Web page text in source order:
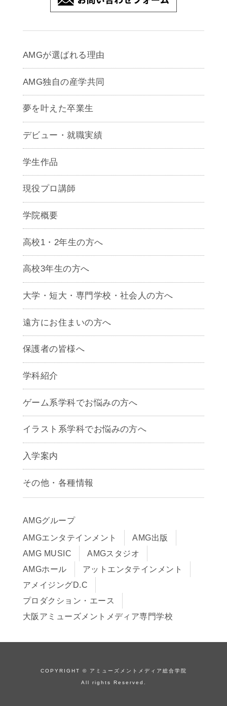
AMGが選ばれる理由
AMG独自の産学共同
夢を叶えた卒業生
デビュー・就職実績
学生作品
現役プロ講師
学院概要
高校1・2年生の方へ
高校3年生の方へ
大学・短大・専門学校・社会人の方へ
遠方にお住まいの方へ
保護者の皆様へ
学科紹介
ゲームクリエイター学科
CG学科
アニメーション学科
声優学科
ゲーム系学科でお悩みの方へ
イラスト系学科でお悩みの方へ
入学案内
募集要項
早期出願制度・AOエントリー
入学までの流れ
学費サポート・各種制度
学費について
Q&A
その他・各種情報
アクセス
サイトポリシー
在校生・保護者の方へ
卒業生の皆様へ
AMGグループ
AMGエンタテインメント
AMG出版
AMG MUSIC
AMGスタジオ
AMGホール
アットエンタテインメント
アメイジングD.C
プロダクション・エース
大阪アミューズメントメディア専門学校
COPYRIGHT © アミューズメントメディア総合学院
All rights Reserved.